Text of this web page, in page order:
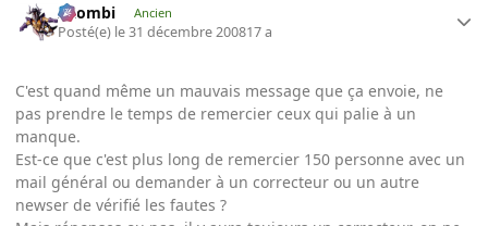
XZombi Ancien
Posté(e) le 31 décembre 200817 a
C'est quand même un mauvais message que ça envoie, ne
pas prendre le temps de remercier ceux qui palie à un
manque.
Est-ce que c'est plus long de remercier 150 personne avec un
mail général ou demander à un correcteur ou un autre
newser de vérifié les fautes ?